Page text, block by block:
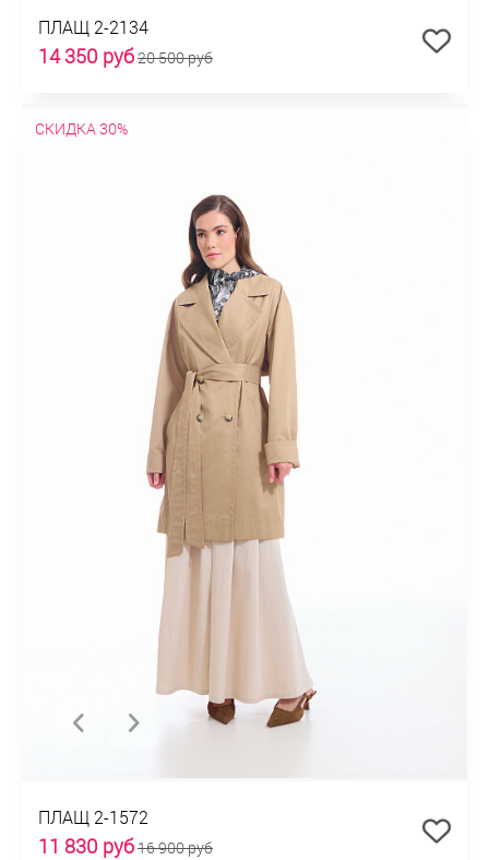
ПЛАЩ 2-2134
14 350 руб20 500 руб
СКИДКА 30%
ПЛАЩ 2-1572
11 830 руб16 900 руб